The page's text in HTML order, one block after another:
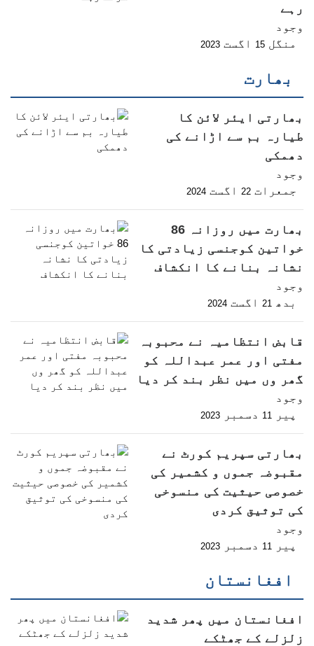
رہے
وجود
منگل 15 اگست 2023
بھارت
بھارتی ایئر لائن کا
طیارہ بم سے اڑانے کی
دھمکی
وجود
جمعرات 22 اگست 2024
بھارت میں روزانہ 86
خواتین کوجنسی زیادتی کا
نشانہ بنانے کا انکشاف
وجود
بدھ
21 اگست 2024
قابض انتظامیہ نے محبوبہ
مفتی اور عمر عبداللہ کو
گھر وں میں نظر بند کر دیا
وجود
پیر
11 دسمبر 2023
بھارتی سپریم کورٹ نے
مقبوضہ جموں و کشمیر کی
خصوصی حیثیت کی منسوخی
کی توثیق کردی
وجود
پیر
11 دسمبر 2023
افغانستان
افغانستان میں پھر شدید
زلزلے کے جھٹکے